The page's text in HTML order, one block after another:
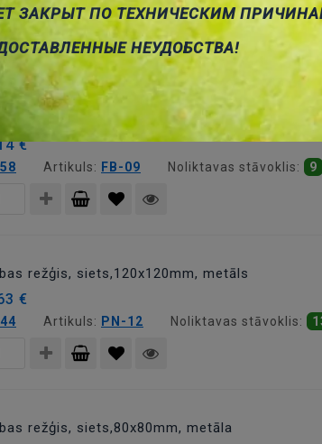
Artikuls:FG-09 Noliktavas stāvoklis: 8
Pievienot
grozam
režģis ventilatoram, 90x90mm, plastmasas
€
Artikuls: FB-09 Noliktavas stāvoklis: 9
režģis, siets,120x120mm, metāls
€
Artikuls: PN-12 Noliktavas stāvoklis:
režģis, siets,80x80mm, metāla
ЗАКРЫТ ПО ТЕХНИЧЕСКИМ
НЕУДОБСТВА!